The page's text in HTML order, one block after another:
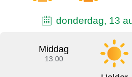
donderdag, 13
Middag
13:00